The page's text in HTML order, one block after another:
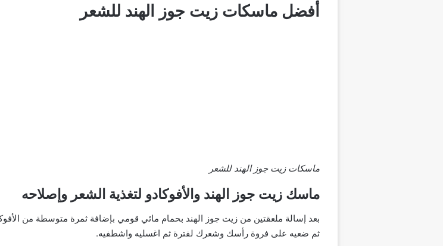
أفضل ماسكات زيت جوز الهند للشعر
ماسكات زيت جوز الهند للشعر
ماسك زيت جوز الهند والأفوكادو لتغذية الشعر وإصلاحه
بعد إسالة ملعقتين من زيت جوز الهند بحمام مائي قومي بإضافة ثمرة متوسطة من
ثم ضعيه على فروة رأسك وشعرك لفترة ثم اغسليه واشطفيه.